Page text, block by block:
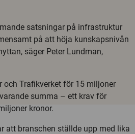
satsningar på infrastruktur
på att höja kunskapsnivån
säger Peter Lundman,
och Trafikverket för 15 miljoner
summa – ett krav för
kronor.
att branschen ställde upp med lika